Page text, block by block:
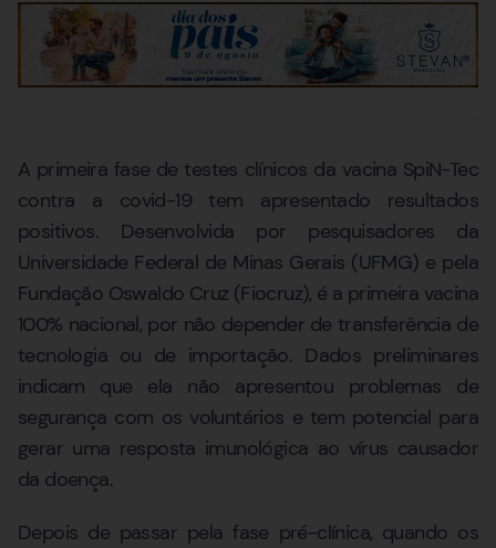
A primeira fase de testes clínicos da vacina SpiN-Tec
contra a covid-19 tem apresentado resultados
positivos. Desenvolvida por pesquisadores da
Universidade Federal de Minas Gerais (UFMG) e pela
Fundação Oswaldo Cruz (Fiocruz), é a primeira vacina
100% nacional, por não depender de transferência de
tecnologia ou de importação. Dados preliminares
indicam que ela não apresentou problemas de
segurança com os voluntários e tem potencial para
gerar uma resposta imunológica ao vírus causador
da doença.
Depois de passar pela fase pré-clínica, quando os